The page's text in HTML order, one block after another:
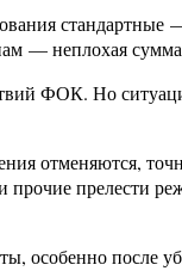
— неплохая
ФОК. Но
отменяются,
прочие прелести
особенно после